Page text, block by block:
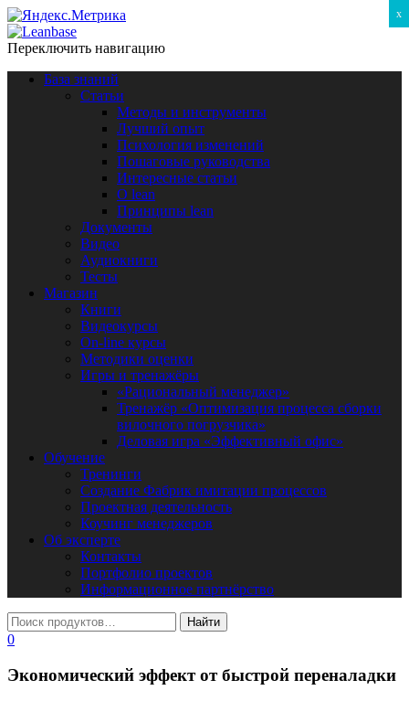
Переключить навигацию
База знаний
Статьи
Методы и инструменты
Лучший опыт
Психология изменений
Пошаговые руководства
Интересные статьи
O lean
Принципы lean
Документы
Видео
Аудиокниги
Тесты
Магазин
Книги
Видеокурсы
On-line курсы
Методики оценки
Игры и тренажёры
«Рациональный менеджер»
Тренажёр «Оптимизация процесса сборки
вилочного погрузчика»
Деловая игра «Эффективный офис»
Обучение
Тренинги
Создание Фабрик имитации процессов
Проектная деятельность
Коучинг менеджеров
Об эксперте
Контакты
Портфолио проектов
Информационное партнёрство
0
Экономический эффект от быстрой переналадки
x